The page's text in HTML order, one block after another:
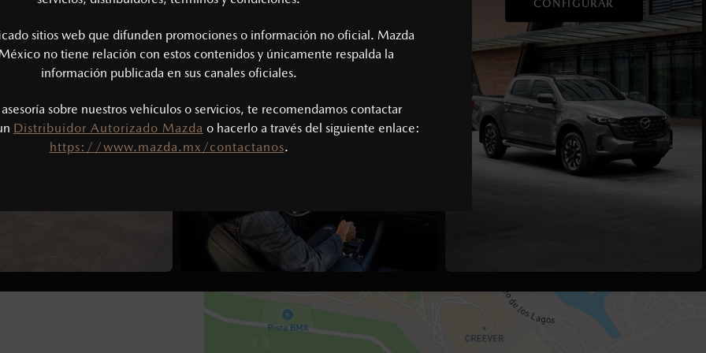
sitios web que difunden promociones o información no oficial. Mazda
no tiene relación con estos contenidos y únicamente respalda la
información publicada en sus canales oficiales.
sobre nuestros vehículos o servicios, te recomendamos contactar
Distribuidor Autorizado Mazda o hacerlo a través del siguiente enlace:
https://www.mazda.mx/contactanos.
2
5
6
3
1
4
8
8
8
8
9
4
6
7
8
1
2
8
5
2
6
3
0
CONTÁCTANOS AGENDAR PRUEBA CONFIGURAR